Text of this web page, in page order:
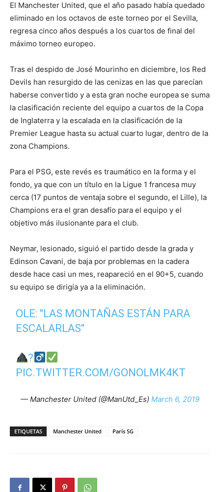
El Manchester United, que el año pasado había quedado
eliminado en los octavos de este torneo por el Sevilla,
regresa cinco años después a los cuartos de final del
máximo torneo europeo.
Tras el despido de José Mourinho en diciembre, los Red
Devils han resurgido de las cenizas en las que parecían
haberse convertido y a esta gran noche europea se suma
la clasificación reciente del equipo a cuartos de la Copa
de Inglaterra y la escalada en la clasificación de la
Premier League hasta su actual cuarto lugar, dentro de la
zona Champions.
Para el PSG, este revés es traumático en la forma y el
fondo, ya que con un título en la Ligue 1 francesa muy
cerca (17 puntos de ventaja sobre el segundo, el Lille), la
Champions era el gran desafío para el equipo y el
objetivo más ilusionante para el club.
Neymar, lesionado, siguió el partido desde la grada y
Edinson Cavani, de baja por problemas en la cadera
desde hace casi un mes, reapareció en el 90+5, cuando
su equipo se dirigía ya a la eliminación.
OLE: "LAS MONTAÑAS ESTÁN PARA
ESCALARLAS"
?‍
PIC.TWITTER.COM/GONOLMK4KT
— Manchester United (@ManUtd_Es) March 6, 2019
ETIQUETAS Manchester United París SG